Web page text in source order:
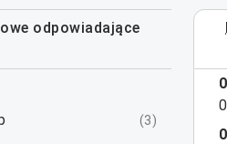
odpowiadające
12–18
(3)